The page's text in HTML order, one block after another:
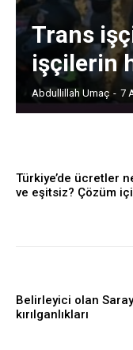
Trans
işçilerin
Abdullillah Umaç - 7
Türkiye’de ücretler
ve eşitsiz? Çözüm
Belirleyici olan
kırılganlıkları